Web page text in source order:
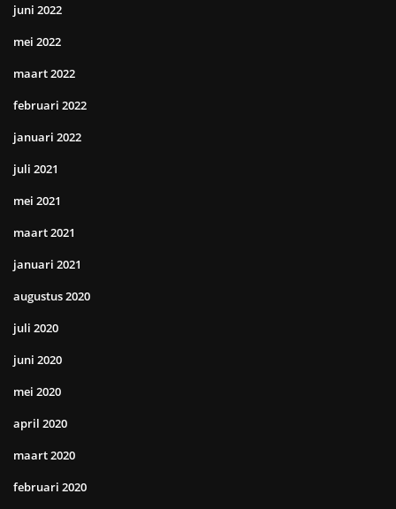
juni 2022
mei 2022
maart 2022
februari 2022
januari 2022
juli 2021
mei 2021
maart 2021
januari 2021
augustus 2020
juli 2020
juni 2020
mei 2020
april 2020
maart 2020
februari 2020